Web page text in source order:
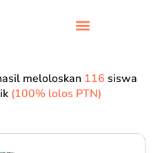
meloloskan 116 siswa
(100% lolos PTN)